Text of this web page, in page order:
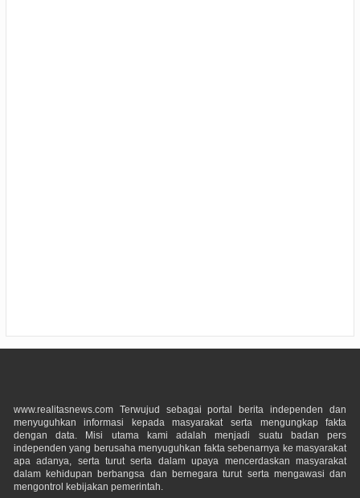
www.realitasnews.com Terwujud sebagai portal berita independen dan
menyuguhkan informasi kepada masyarakat serta mengungkap fakta
dengan data. Misi utama kami adalah menjadi suatu badan pers
independen yang berusaha menyuguhkan fakta sebenarnya ke masyarakat
apa adanya, serta turut serta dalam upaya mencerdaskan masyarakat
dalam kehidupan berbangsa dan bernegara turut serta mengawasi dan
mengontrol kebijakan pemerintah.